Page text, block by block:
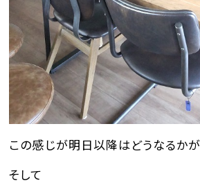
この感じが明日以降はどうなるかが
そして